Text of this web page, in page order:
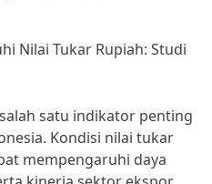
Nilai Tukar Rupiah: Studi
satu indikator penting
Kondisi nilai tukar
mempengaruhi daya